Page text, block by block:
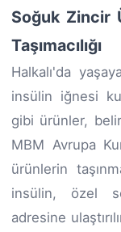
Soğuk Zincir
Taşımacılığı
Halkalı'da
insülin iğnesi
gibi ürünler,
MBM Avrupa
ürünlerin
insülin, özel
adresine